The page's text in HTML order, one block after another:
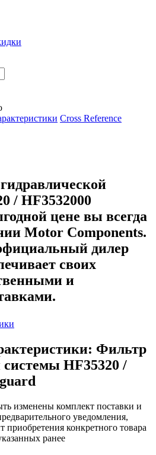
Сross Reference
/ HF3532000
цене вы всегда
Motor Components.
дилер
своих
и
Фильтр
системы HF35320 /
изменены комплект поставки и
уведомления,
приобретения конкретного товара
ранее